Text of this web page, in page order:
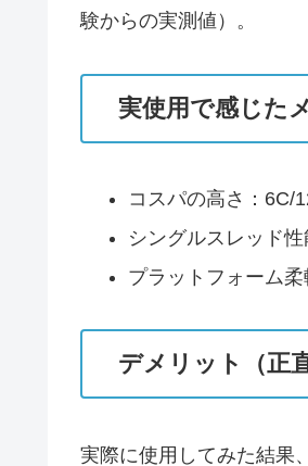
験からの実測値）。
実使用で感じた
コスパの高さ：6C/
シングルスレッド
プラットフォーム
デメリット（正
実際に使用してみた結果